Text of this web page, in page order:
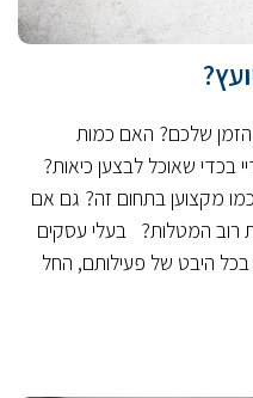
שלכם? האם כמות
בכדי שאוכל לבצען כיאות?
מקצוען בתחום זה? גם אם
רוב המטלות? בעלי עסקים
בכל היבט של פעילותם, החל